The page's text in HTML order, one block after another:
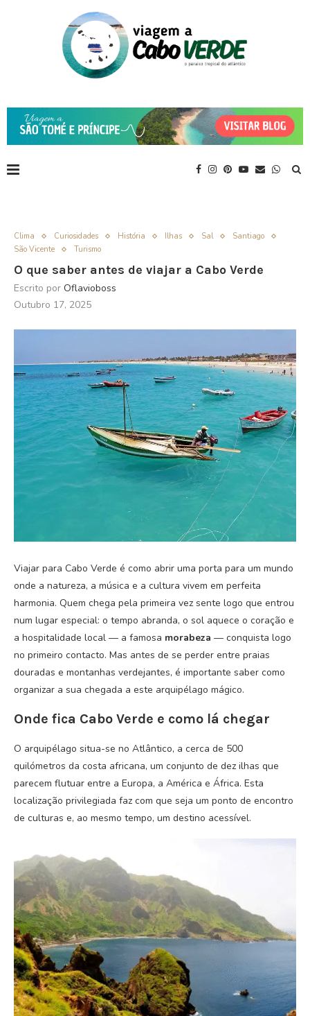
Clima Curiosidades História Ilhas Sal
Santiago
São Vicente
Turismo
O que saber antes de viajar a Cabo Verde
Escrito por Oflavioboss
Outubro 17, 2025
Viajar para Cabo Verde é como abrir uma porta para um mundo
onde a natureza, a música e a cultura vivem em perfeita
harmonia. Quem chega pela primeira vez sente logo que entrou
num lugar especial: o tempo abranda, o sol aquece o coração e
a hospitalidade local — a famosa morabeza — conquista logo
no primeiro contacto. Mas antes de se perder entre praias
douradas e montanhas verdejantes, é importante saber como
organizar a sua chegada a este arquipélago mágico.
Onde fica Cabo Verde e como lá chegar
O arquipélago situa-se no Atlântico, a cerca de 500
quilómetros da costa africana, um conjunto de dez ilhas que
parecem flutuar entre a Europa, a América e África. Esta
localização privilegiada faz com que seja um ponto de encontro
de culturas e, ao mesmo tempo, um destino acessível.